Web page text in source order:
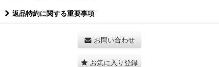
返品特約に関する重要事項
お問い合わせ
お気に入り登録